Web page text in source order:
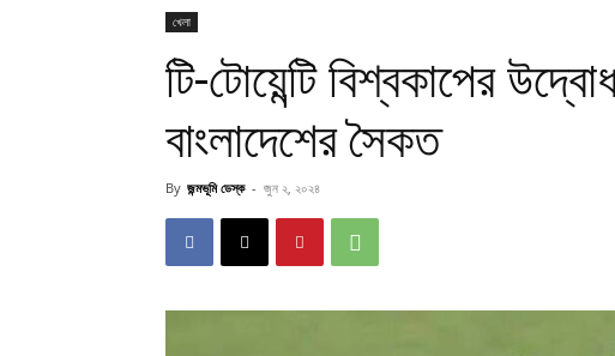
খেলা
টি-টোয়েন্টি বিশ্বকাপের
বাংলাদেশের সৈকত
By জন্মভূমি ডেস্ক - জুন ২, ২০২৪